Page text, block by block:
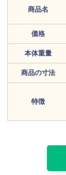
商品名
価格
本体重量
商品の寸法
特徴